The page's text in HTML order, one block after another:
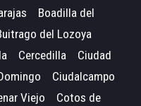
Boadilla del
del Lozoya
Cercedilla
Ciudad
Ciudalcampo
Viejo
Cotos de